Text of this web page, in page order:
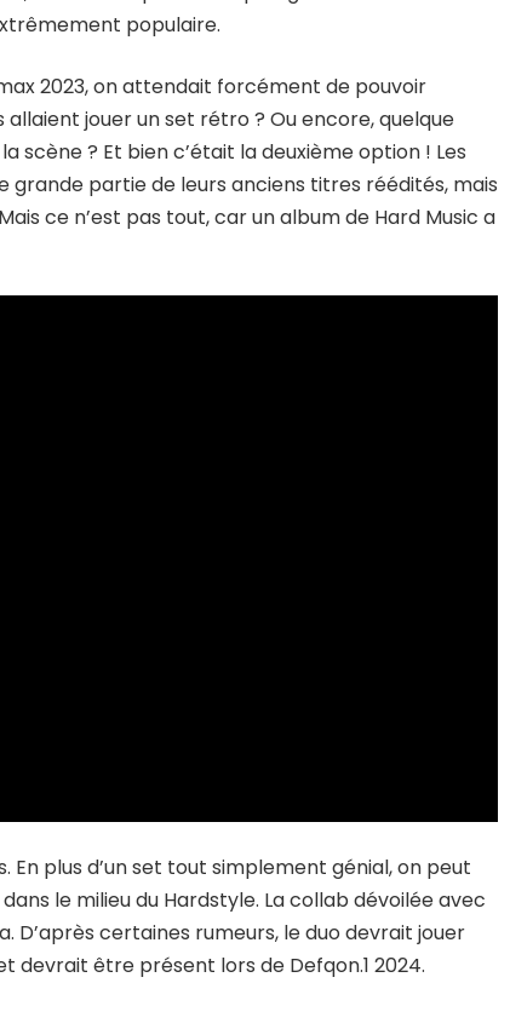
populaire.
2023, on attendait forcément de pouvoir
jouer un set rétro ? Ou encore, quelque
scène ? Et bien c’était la deuxième option ! Les
partie de leurs anciens titres réédités, mais
ce n’est pas tout, car un album de Hard Music a
plus d’un set tout simplement génial, on peut
le milieu du Hardstyle. La collab dévoilée avec
certaines rumeurs, le duo devrait jouer
devrait être présent lors de Defqon.1 2024.